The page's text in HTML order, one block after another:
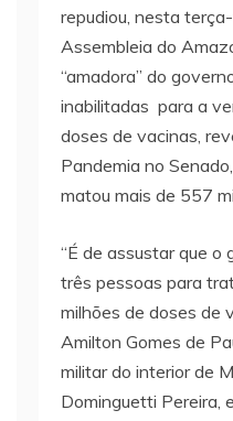
repudiou, nesta
Assembleia do
“amadora” do
inabilitadas para a
doses de vacinas,
Pandemia no
matou mais de 557
“É de assustar que o
três pessoas para
milhões de doses de
Amilton Gomes de
militar do interior de
Dominguetti Pereira,